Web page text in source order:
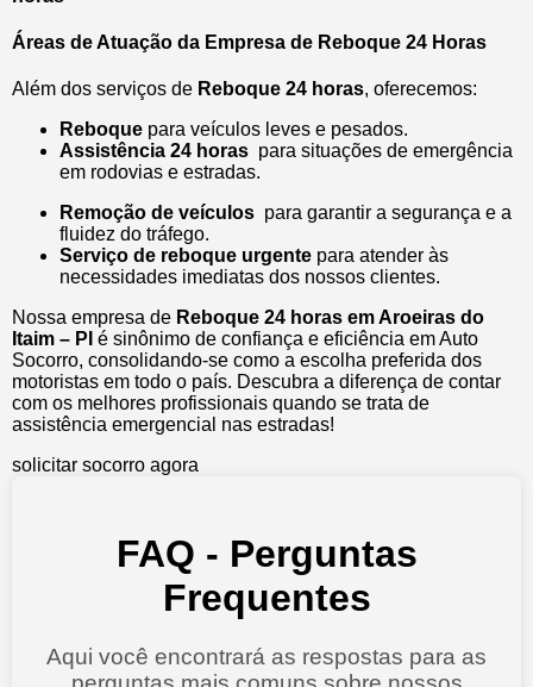
Áreas de Atuação da Empresa de Reboque 24 Horas
Além dos serviços de Reboque 24 horas, oferecemos:
Reboque para veículos leves e pesados.
Assistência 24 horas para situações de emergência
em rodovias e estradas.
Remoção de veículos para garantir a segurança e a
fluidez do tráfego.
Serviço de reboque urgente para atender às
necessidades imediatas dos nossos clientes.
Nossa empresa de Reboque 24 horas em Aroeiras do
Itaim – PI é sinônimo de confiança e eficiência em Auto
Socorro, consolidando-se como a escolha preferida dos
motoristas em todo o país. Descubra a diferença de contar
com os melhores profissionais quando se trata de
assistência emergencial nas estradas!
solicitar socorro agora
FAQ - Perguntas
Frequentes
Aqui você encontrará as respostas para as